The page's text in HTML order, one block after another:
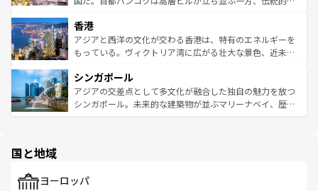
とつ。フォーやバインミー、ベトナムコーヒーなどは、ぜ
ひ現地で味わいたい。どの地域を訪れてもあたたかい人々
が旅行者を迎えてくれるので、きっと忘れられない旅にな
参照してほしい。
の活気が交差している。北部ではチェンマイなどの山岳地
帯で自然と触れ合い、南部ではプーケットやクラビの美し
いビーチでリゾート気分を楽しむことができる。タイ料理
激する。気候は一年中温暖で、どの季節にも異なる楽しみ
が待っている。親しみやすいタイの人々、仏教を中心とし
た文化、そして多様な観光資源が、訪れる旅人を魅了し続
香港
アジアと西洋の文化が交わる香港は、特有のエネルギーを
もっている。ヴィクトリア湾に広がる壮大な景色、近未来
み、どこを訪れても感動するはず。観光スポットが密集し
ており、効率よく見どころを回れるのも魅力。息をのむよ
うな絶景から文化的な体験まで、香港を存分に楽しみ尽く
シンガポール
アジアの交差点として多文化が融合した独自の魅力を放つ
シンガポール。未来的な建築物が並ぶマリーナベイ、歴史
で、ホーカーズは地元の風情を楽しめる外せないスポット
国と地域
ヨーロッパ